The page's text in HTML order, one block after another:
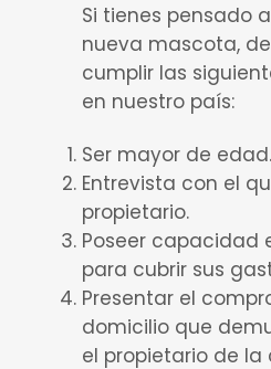
Si tienes pensado
nueva mascota,
cumplir las
en nuestro país:
Ser mayor de edad.
Entrevista con el
propietario.
Poseer capacidad
para cubrir sus
Presentar el
domicilio que
el propietario de